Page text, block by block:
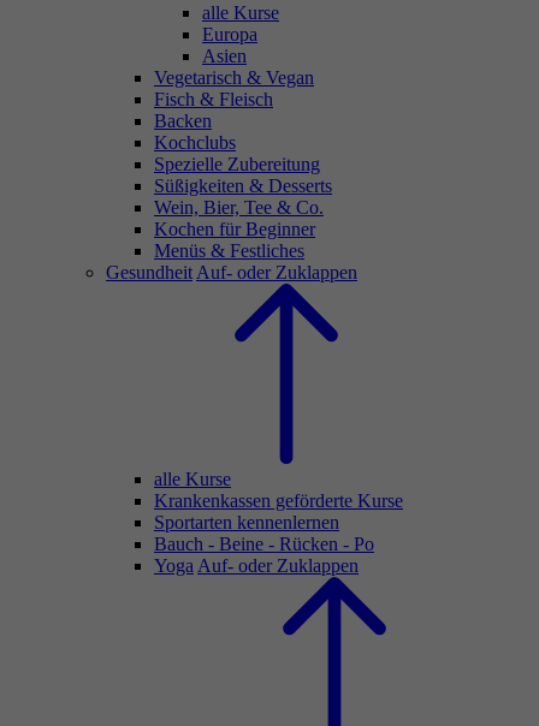
alle Kurse
Europa
Asien
Vegetarisch & Vegan
Fisch & Fleisch
Backen
Kochclubs
Spezielle Zubereitung
Süßigkeiten & Desserts
Wein, Bier, Tee & Co.
Kochen für Beginner
Menüs & Festliches
Gesundheit Auf- oder Zuklappen
alle Kurse
Krankenkassen geförderte Kurse
Sportarten kennenlernen
Bauch - Beine - Rücken - Po
Yoga Auf- oder Zuklappen